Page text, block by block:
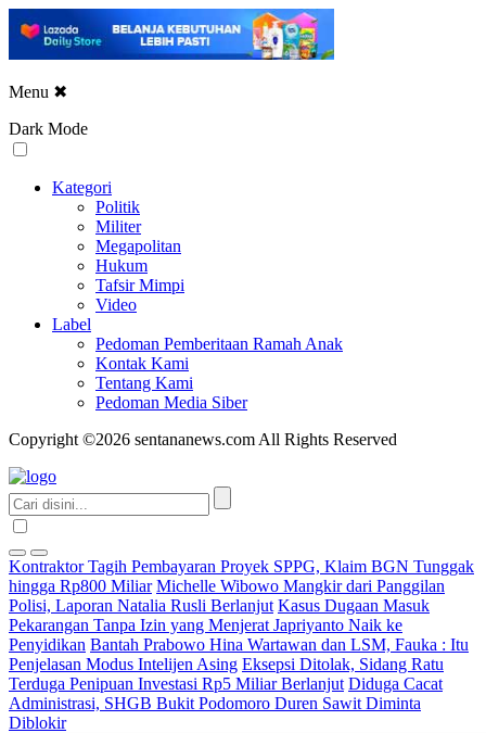
Menu ✖
Dark Mode
Kategori
Politik
Militer
Megapolitan
Hukum
Tafsir Mimpi
Video
Label
Pedoman Pemberitaan Ramah Anak
Kontak Kami
Tentang Kami
Pedoman Media Siber
Copyright ©2026 sentananews.com All Rights Reserved
Kontraktor Tagih Pembayaran Proyek SPPG, Klaim BGN Tunggak
hingga Rp800 Miliar Michelle Wibowo Mangkir dari Panggilan
Polisi, Laporan Natalia Rusli Berlanjut Kasus Dugaan Masuk
Pekarangan Tanpa Izin yang Menjerat Japriyanto Naik ke
Penyidikan Bantah Prabowo Hina Wartawan dan LSM, Fauka : Itu
Penjelasan Modus Intelijen Asing Eksepsi Ditolak, Sidang Ratu
Terduga Penipuan Investasi Rp5 Miliar Berlanjut Diduga Cacat
Administrasi, SHGB Bukit Podomoro Duren Sawit Diminta
Diblokir